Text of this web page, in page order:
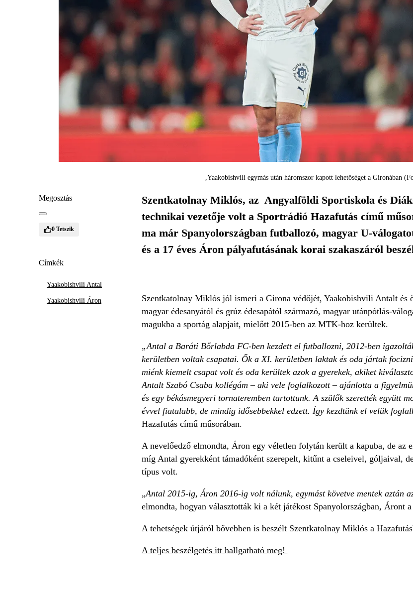
Yaakobishvili egymás után háromszor kapott lehetőséget a Gironában
Megosztás
0 Tetszik
Címkék
Yaakobishvili Antal
Yaakobishvili Áron
Szentkatolnay Miklós, az Angyalföldi Sportiskola és
technikai vezetője volt a Sportrádió Hazafutás című
ma már Spanyolországban futballozó, magyar U-
és a 17 éves Áron pályafutásának korai szakaszáról
Szentkatolnay Miklós jól ismeri a Girona védőjét, Yaakobishvili Antalt és
magyar édesanyától és grúz édesapától származó, magyar utánpótlás-
magukba a sportág alapjait, mielőtt 2015-ben az MTK-hoz kerültek.
„Antal a Baráti Bőrlabda FC-ben kezdett el futballozni, 2012-ben
kerületben voltak csapatai. Ők a XI. kerületben laktak és oda jártak
miénk kiemelt csapat volt és oda kerültek azok a gyerekek, akiket
Antalt Szabó Csaba kollégám – aki vele foglalkozott – ajánlotta a
és egy békásmegyeri tornateremben tartottunk. A szülők szerették együtt
évvel fiatalabb, de mindig idősebbekkel edzett. Így kezdtünk el velük
Hazafutás című műsorában.
A nevelőedző elmondta, Áron egy véletlen folytán került a kapuba, de az
míg Antal gyerekként támadóként szerepelt, kitűnt a cseleivel, góljaival,
típus volt.
„Antal 2015-ig, Áron 2016-ig volt nálunk, egymást követve mentek aztán
elmondta, hogyan választották ki a két játékost Spanyolországban, Áront
A tehetségek útjáról bővebben is beszélt Szentkatolnay Miklós a
A teljes beszélgetés itt hallgatható meg!